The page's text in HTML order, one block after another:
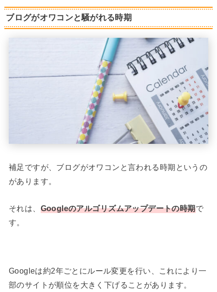
ブログがオワコンと騒がれる時期
補足ですが、ブログがオワコンと言われる時期というの
があります。
それは、 Googleのアルゴリズムアップデートの時期で
す。
Googleは約2年ごとにルール変更を行い、これにより一
部のサイトが順位を大きく下げることがあります。